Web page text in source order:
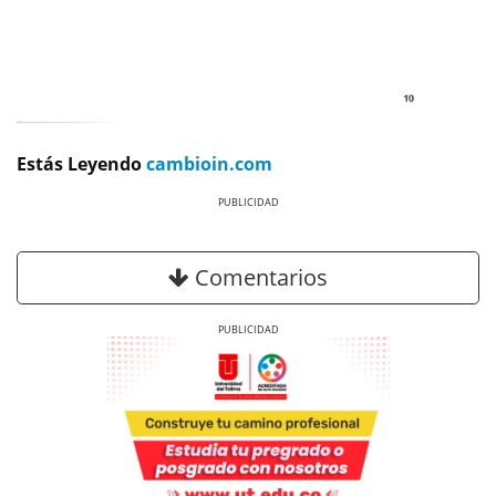
Estás Leyendocambioin.com
Comentarios